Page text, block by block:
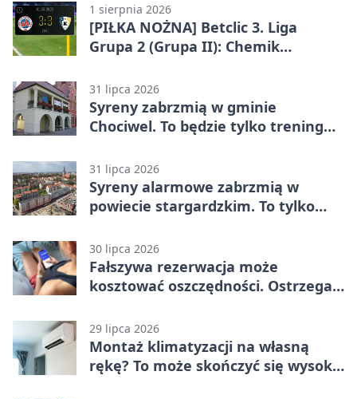
1 sierpnia 2026
[PIŁKA NOŻNA] Betclic 3. Liga
Grupa 2 (Grupa II): Chemik
Stargard 3:3
31 lipca 2026
Syreny zabrzmią w gminie
Chociwel. To będzie tylko trening
31 lipca 2026
Syreny alarmowe zabrzmią w
powiecie stargardzkim. To tylko
30 lipca 2026
Fałszywa rezerwacja może
kosztować oszczędności. Ostrzega
29 lipca 2026
Montaż klimatyzacji na własną
rękę? To może skończyć się wysoką